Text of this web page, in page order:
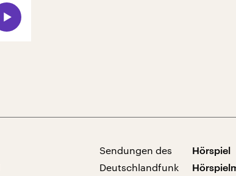
Sendungen des
Deutschlandfunk
Hörspiel